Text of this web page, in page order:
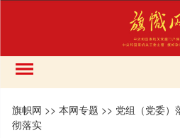
旗帜网 >>本网专题 >> 党组（党委）
彻落实